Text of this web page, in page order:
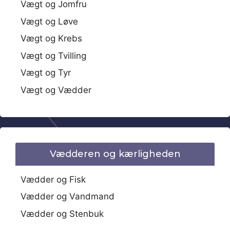
Vægt og Jomfru
Vægt og Løve
Vægt og Krebs
Vægt og Tvilling
Vægt og Tyr
Vægt og Vædder
Vædderen og kærligheden
Vædder og Fisk
Vædder og Vandmand
Vædder og Stenbuk